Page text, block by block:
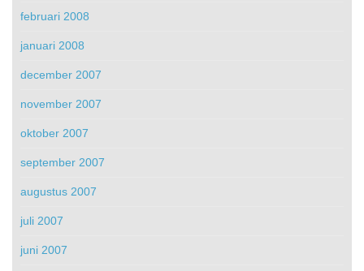
februari 2008
januari 2008
december 2007
november 2007
oktober 2007
september 2007
augustus 2007
juli 2007
juni 2007